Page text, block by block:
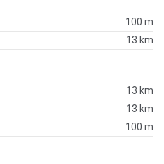
100 m
13 km
13 km
13 km
100 m